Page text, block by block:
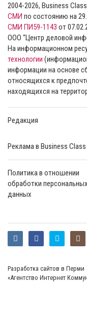
2004-2026, Business
СМИ по состоянию на
СМИ ПИ59-1143 от
ООО “Центр деловой
На информационном
технологии
информации на основе
относящихся к
находящихся на
Редакция
Реклама в Business Class
Политика в отношении
обработки персональных
данных
Разработка сайтов в Перми
«Агентство Интернет